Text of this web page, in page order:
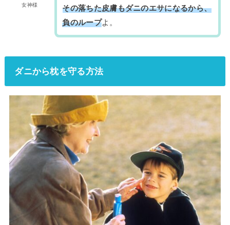
女神様
その落ちた皮膚もダニのエサになるから、
負のループよ。
ダニから枕を守る方法